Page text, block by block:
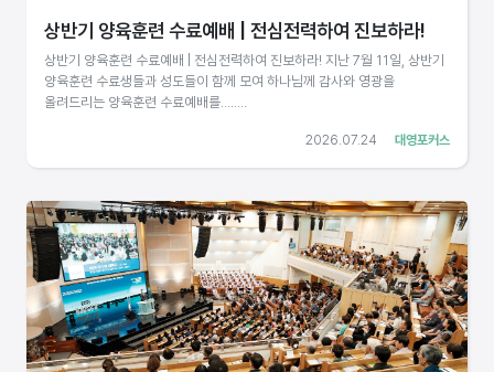
대영포커스
2026.07.24
상반기 양육훈련 수료예배 | 전심전력하여 진보하라!
상반기 양육훈련 수료예배 | 전심전력하여 진보하라! 지난 7월 11일, 상반기
양육훈련 수료생들과 성도들이 함께 모여 하나님께 감사와 영광을
올려드리는 양육훈련 수료예배를........